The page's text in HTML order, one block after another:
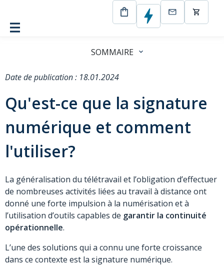
Qu’est-ce que la signature numérique
et comment l’utiliser ?
SOMMAIRE
Date de publication : 18.01.2024
Qu'est-ce que la signature
numérique et comment
l'utiliser?
La généralisation du télétravail et l’obligation d’effectuer
de nombreuses activités liées au travail à distance ont
donné une forte impulsion à la numérisation et à
l’utilisation d’outils capables de garantir la continuité
opérationnelle.
L’une des solutions qui a connu une forte croissance
dans ce contexte est la signature numérique.